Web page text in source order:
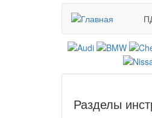
Разделы